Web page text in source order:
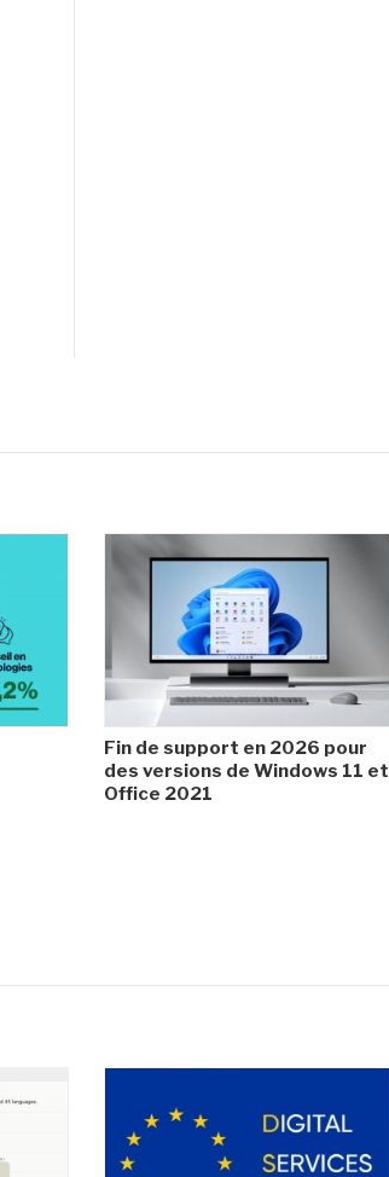
Fin de support en 2026 pour
des versions de Windows 11 et
Office 2021